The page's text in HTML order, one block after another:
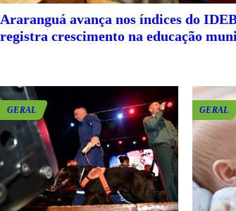
Araranguá avança nos índices do
registra crescimento na educação
GERAL GERAL